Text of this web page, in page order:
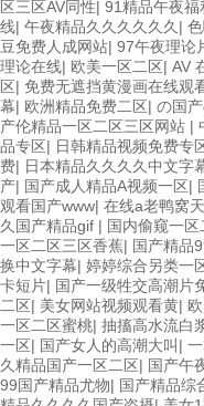
区三区AV同性| 91精品午夜福
线| 午夜精品久久久久久久|
豆免费人成网站| 97午夜理论
理论在线| 欧美一区二区| AV
区| 免费无遮挡黄漫画在线观
幕| 欧洲精品免费二区| の国
产伦精品一区二区三区网站 |
品专区| 日韩精品视频免费专
费| 日本精品久久久久中文字
产| 国产成人精品A视频一区|
观看国产www| 在线a老鸭窝
久国产精品gif | 国内偷窥一区
一区二区三区香蕉| 国产精品
换中文字幕| 婷婷综合另类一
卡短片| 国产一级牲交高潮片
二区| 美女网站视频观看黄|
一区二区蜜桃| 抽搐高水流白
一区| 国产女人的高潮大叫 |
久精品国产一区二区| 国产午
99国产精品尤物| 国产精品综